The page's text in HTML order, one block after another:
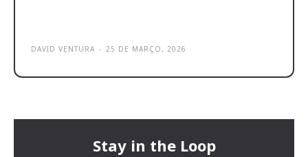
DAVID VENTURA - 25 DE MARÇO, 2026
Stay in the Loop